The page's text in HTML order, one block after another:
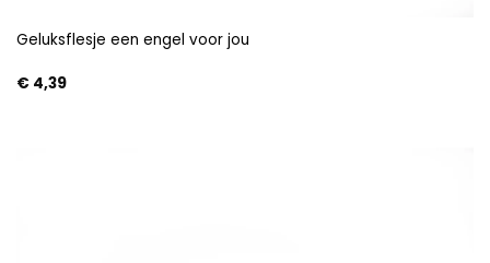
Geluksflesje een engel voor jou
€4,39